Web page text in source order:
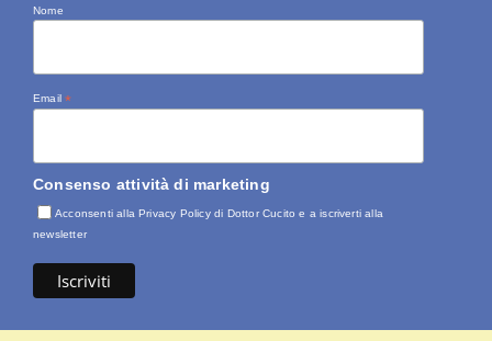
Nome
Email*
Consenso attività di marketing
Acconsenti alla Privacy Policy di Dottor Cucito e a iscriverti alla
newsletter